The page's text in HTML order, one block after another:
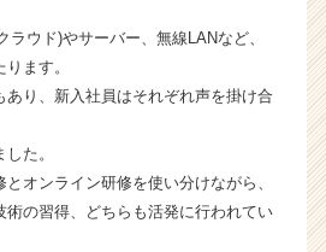
ラウド)やサーバー、無線LANなど、
ます。
あり、新入社員はそれぞれ声を掛け合
た。
オンライン研修を使い分けながら、
術の習得、どちらも活発に行われてい